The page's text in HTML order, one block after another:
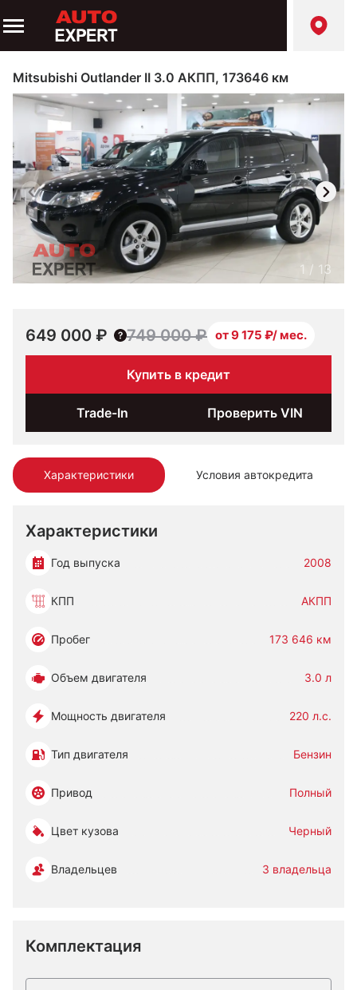
Mitsubishi Outlander II 3.0 АКПП, 173646 км
Характеристики Условия автокредита
Характеристики
Год выпуска 2008
КПП АКПП
Пробег 173 646 км
Объем двигателя 3.0 л
Мощность двигателя 220 л.с.
Тип двигателя Бензин
Привод Полный
Цвет кузова Черный
Владельцев 3 владельца
Комплектация
1 / 13
649 000 ₽ 749 000 ₽ от 9 175 ₽/ мес.
Купить в кредит
Trade-In Проверить VIN